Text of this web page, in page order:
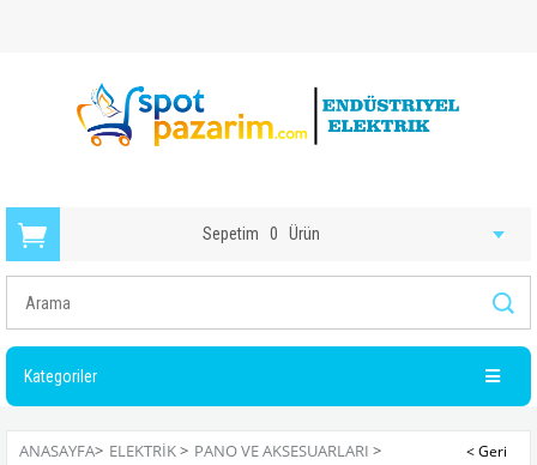
Sepetim 0 Ürün
Kategoriler
ANASAYFA> ELEKTRIK> PANO VE AKSESUARLARI >